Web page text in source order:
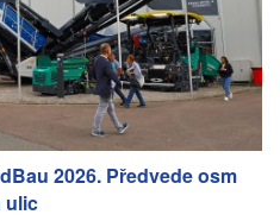
2026. Předvede osm
ulic